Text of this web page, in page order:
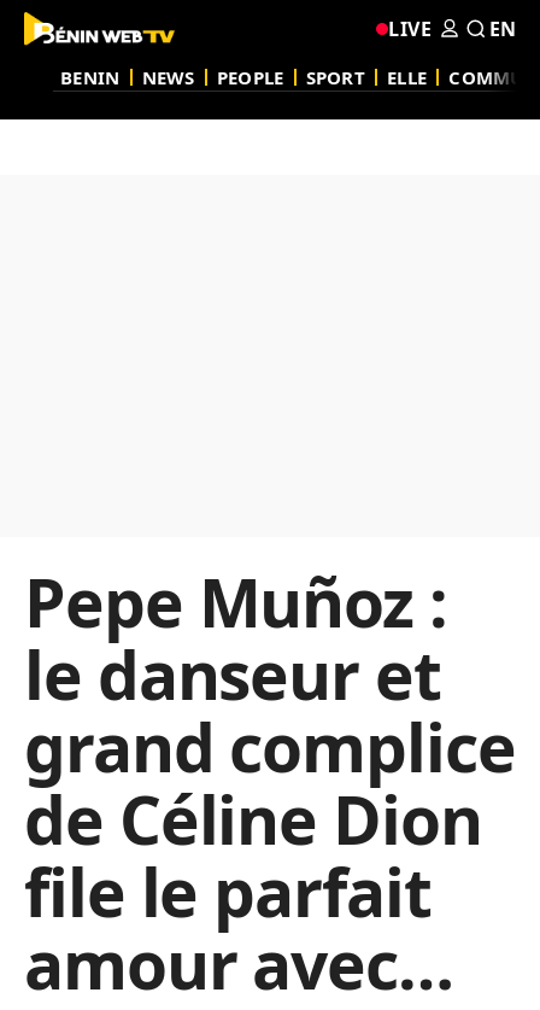
BENIN NEWS PEOPLE SPORT ELLE
LIVE EN
Pepe Muñoz :
le danseur et
grand complice
de Céline Dion
file le parfait
amour avec…